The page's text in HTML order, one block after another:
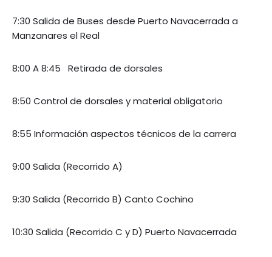
7:30 Salida de Buses desde Puerto Navacerrada a
Manzanares el Real
8:00 A 8:45 Retirada de dorsales
8:50 Control de dorsales y material obligatorio
8:55 Información aspectos técnicos de la carrera
9:00 Salida (Recorrido A)
9:30 Salida (Recorrido B) Canto Cochino
10:30 Salida (Recorrido C y D) Puerto Navacerrada